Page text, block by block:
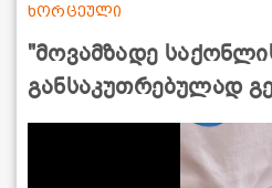
"მოვამზადე
განსაკუთრებულად
ხორცეული